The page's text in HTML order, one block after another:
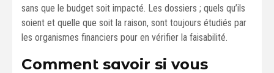
sans que le budget soit impacté. Les dossiers ; quels qu’ils
soient et quelle que soit la raison, sont toujours étudiés par
les organismes financiers pour en vérifier la faisabilité.
Comment savoir si vous